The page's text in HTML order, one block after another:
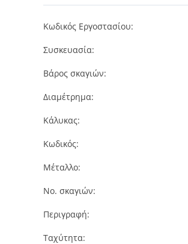
Κωδικός Εργοστασίου:
Συσκευασία:
Βάρος σκαγιών:
Διαμέτρημα:
Κάλυκας:
Κωδικός:
Μέταλλο:
Νο. σκαγιών:
Περιγραφή:
Ταχύτητα: